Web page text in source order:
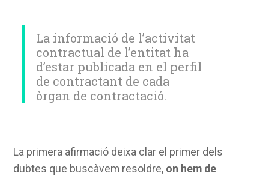
La informació de l’activitat
contractual de l’entitat ha
d’estar publicada en el perfil
de contractant de cada
òrgan de contractació.
La primera afirmació deixa clar el primer dels
dubtes que buscàvem resoldre, on hem de